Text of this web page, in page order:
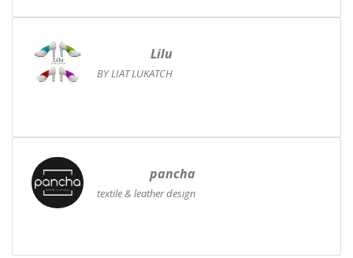
Lilu
BY LIAT LUKATCH
pancha
textile & leather design